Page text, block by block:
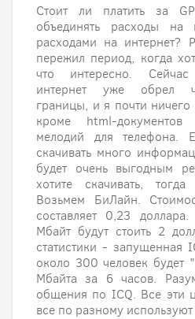
Стоит ли платить за
объединять расходы
расходами на интернет?
пережил период, когда
что интересно.
интернет уже обрел
границы, и я почти
кроме html-
мелодий для
скачивать много
будет очень выгодным
хотите скачивать,
Возьмем БиЛайн.
составляет 0,23
Мбайт будут стоить 2
статистики - запущенная
около 300 человек будет
Мбайта за 6 часов.
общения по ICQ. Все эти
все по разному используют